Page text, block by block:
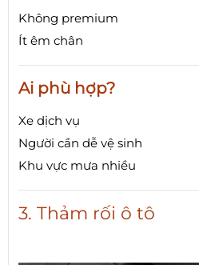
Không premium
Ít êm chân
Ai phù hợp?
Xe dịch vụ
Người cần dễ vệ sinh
Khu vực mưa nhiều
3. Thảm rối ô tô